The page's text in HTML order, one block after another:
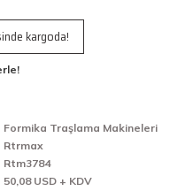
kargoda!
Formika Traşlama Makineleri
Rtrmax
Rtm3784
50,08 USD + KDV